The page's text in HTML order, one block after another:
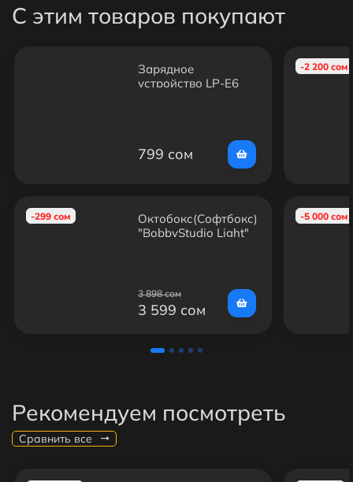
С этим товаров покупают
Зарядное
устройство LP-E6
799 сом
-299 сом
Октобокс(Софтбокс)
"BobbyStudio Light"
3 898 сом
3 599 сом
-2 200 сом
-5 000 сом
Рекомендуем посмотреть
Сравнить все